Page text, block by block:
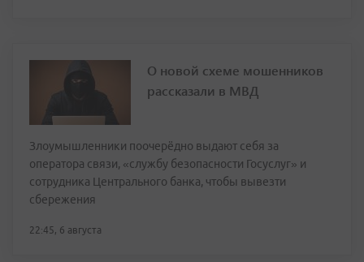
О новой схеме мошенников
рассказали в МВД
Злоумышленники поочерёдно выдают себя за
оператора связи, «службу безопасности Госуслуг» и
сотрудника Центрального банка, чтобы вывезти
сбережения
22:45, 6 августа